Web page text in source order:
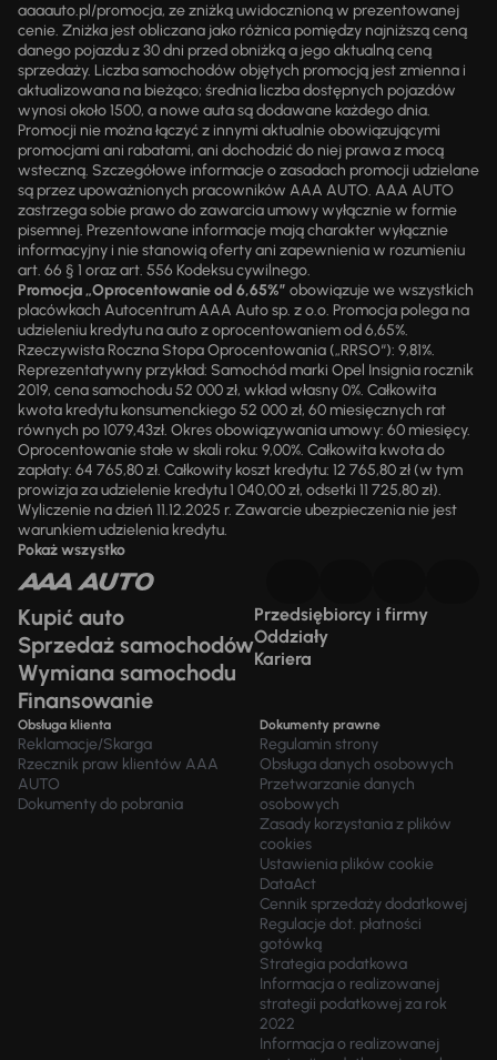
aaaauto.pl/promocja, ze zniżką uwidocznioną w prezentowanej
cenie. Zniżka jest obliczana jako różnica pomiędzy najniższą ceną
danego pojazdu z 30 dni przed obniżką a jego aktualną ceną
sprzedaży. Liczba samochodów objętych promocją jest zmienna i
aktualizowana na bieżąco; średnia liczba dostępnych pojazdów
wynosi około 1500, a nowe auta są dodawane każdego dnia.
Promocji nie można łączyć z innymi aktualnie obowiązującymi
promocjami ani rabatami, ani dochodzić do niej prawa z mocą
wsteczną. Szczegółowe informacje o zasadach promocji udzielane
są przez upoważnionych pracowników AAA AUTO. AAA AUTO
zastrzega sobie prawo do zawarcia umowy wyłącznie w formie
pisemnej. Prezentowane informacje mają charakter wyłącznie
informacyjny i nie stanowią oferty ani zapewnienia w rozumieniu
art. 66 § 1 oraz art. 556 Kodeksu cywilnego.
Promocja „Oprocentowanie od 6,65%” obowiązuje we wszystkich
placówkach Autocentrum AAA Auto sp. z o.o. Promocja polega na
udzieleniu kredytu na auto z oprocentowaniem od 6,65%.
Rzeczywista Roczna Stopa Oprocentowania („RRSO“): 9,81%.
Reprezentatywny przykład: Samochód marki Opel Insignia rocznik
2019, cena samochodu 52 000 zł, wkład własny 0%. Całkowita
kwota kredytu konsumenckiego 52 000 zł, 60 miesięcznych rat
równych po 1079,43zł. Okres obowiązywania umowy: 60 miesięcy.
Oprocentowanie stałe w skali roku: 9,00%. Całkowita kwota do
zapłaty: 64 765,80 zł. Całkowity koszt kredytu: 12 765,80 zł (w tym
prowizja za udzielenie kredytu 1 040,00 zł, odsetki 11 725,80 zł).
Wyliczenie na dzień 11.12.2025 r. Zawarcie ubezpieczenia nie jest
warunkiem udzielenia kredytu.
Pokaż wszystko
Kupić auto
Sprzedaż samochodów
Wymiana samochodu
Finansowanie
Przedsiębiorcy i firmy
Oddziały
Kariera
Obsługa klienta
Reklamacje/Skarga
Rzecznik praw klientów AAA
AUTO
Dokumenty do pobrania
Dokumenty prawne
Regulamin strony
Obsługa danych osobowych
Przetwarzanie danych
osobowych
Zasady korzystania z plików
cookies
Ustawienia plików cookie
DataAct
Cennik sprzedaży dodatkowej
Regulacje dot. płatności
gotówką
Strategia podatkowa
Informacja o realizowanej
strategii podatkowej za rok
2022
Informacja o realizowanej